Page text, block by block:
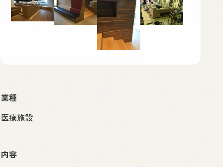
業種
医療施設
内容